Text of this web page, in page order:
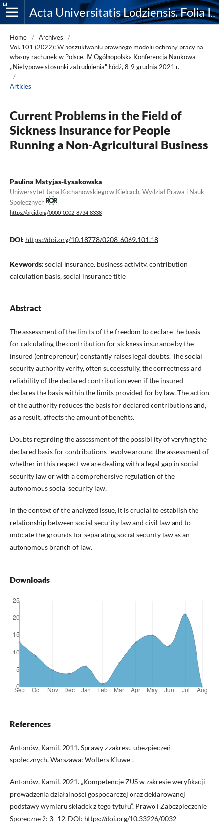
Acta Universitatis Lodziensis. Folia Iuridica
Home / Archives
/
Vol. 101 (2022): W poszukiwaniu prawnego modelu ochrony pracy na
własny rachunek w Polsce. IV Ogólnopolska Konferencja Naukowa
,,Nietypowe stosunki zatrudnienia" Łódź, 8-9 grudnia 2021 r.
/
Articles
Current Problems in the Field of
Sickness Insurance for People
Running a Non-Agricultural Business
Paulina Matyjas-Łysakowska
Uniwersytet Jana Kochanowskiego w Kielcach, Wydział Prawa i Nauk
Społecznych
https://orcid.org/0000-0002-8734-8338
DOI: https://doi.org/10.18778/0208-6069.101.18
Keywords: social insurance, business activity, contribution
calculation basis, social insurance title
Abstract
The assessment of the limits of the freedom to declare the basis
for calculating the contribution for sickness insurance by the
insured (entrepreneur) constantly raises legal doubts. The social
security authority verify, often successfully, the correctness and
reliability of the declared contribution even if the insured
declares the basis within the limits provided for by law. The action
of the authority reduces the basis for declared contributions and,
as a result, affects the amount of benefits.
Doubts regarding the assessment of the possibility of veryfing the
declared basis for contributions revolve around the assessment of
whether in this respect we are dealing with a legal gap in social
security law or with a comprehensive regulation of the
autonomous social security law.
In the context of the analyzed issue, it is crucial to establish the
relationship between social security law and civil law and to
indicate the grounds for separating social security law as an
autonomous branch of law.
Downloads
References
Antonów, Kamil. 2011. Sprawy z zakresu ubezpieczeń
społecznych. Warszawa: Wolters Kluwer.
Antonów, Kamil. 2021. „Kompetencje ZUS w zakresie weryfikacji
prowadzenia działalności gospodarczej oraz deklarowanej
podstawy wymiaru składek z tego tytułu”. Prawo i Zabezpieczenie
Społeczne 2: 3–12. DOI: https://doi.org/10.33226/0032-